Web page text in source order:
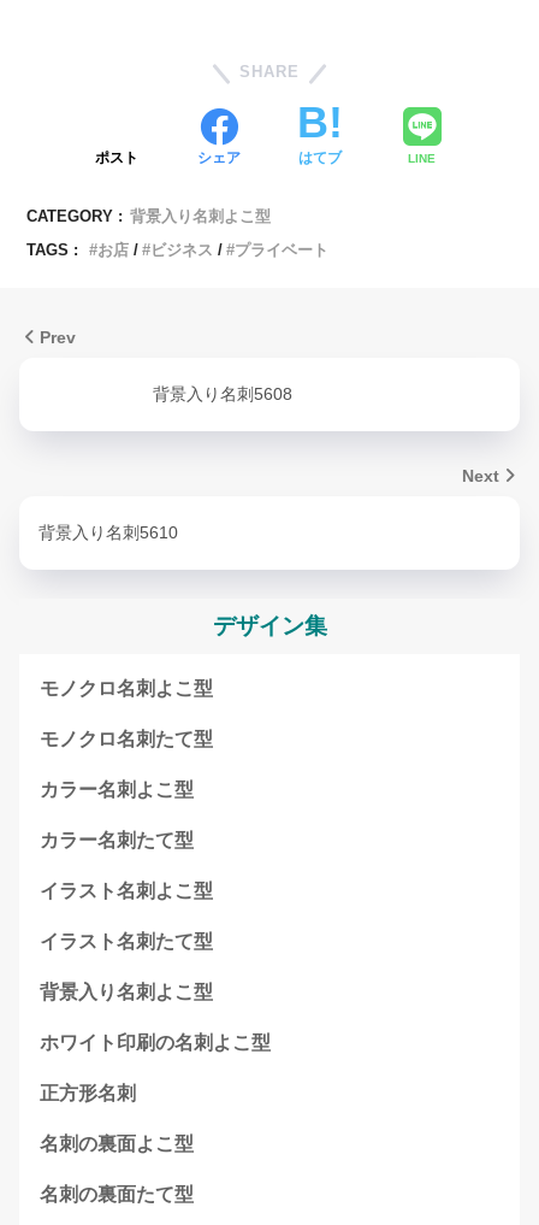
SHARE
ポスト シェア はてブ LINE
CATEGORY : 背景入り名刺よこ型
TAGS :
お店 ビジネス プライベート
Prev
背景入り名刺5608
Next
背景入り名刺5610
デザイン集
モノクロ名刺よこ型
モノクロ名刺たて型
カラー名刺よこ型
カラー名刺たて型
イラスト名刺よこ型
イラスト名刺たて型
背景入り名刺よこ型
ホワイト印刷の名刺よこ型
正方形名刺
名刺の裏面よこ型
名刺の裏面たて型